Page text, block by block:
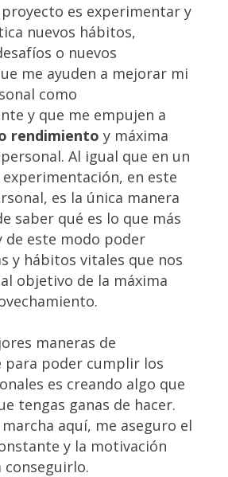
es experimentar y
nuevos hábitos,
o nuevos
me ayuden a mejorar mi
como
y que me empujen a
rendimiento y máxima
Al igual que en un
en este
es la única manera
saber qué es lo que más
de este modo poder
y hábitos vitales que nos
objetivo de la máxima
maneras de
para poder cumplir los
es creando algo que
tengas ganas de hacer.
aquí, me aseguro el
y la motivación
conseguirlo.